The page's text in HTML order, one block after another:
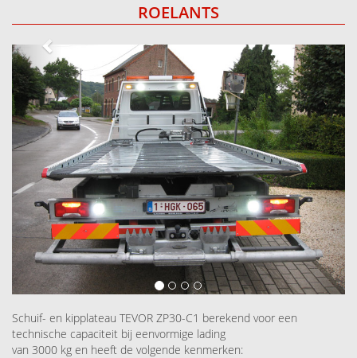
ROELANTS
Next
Schuif- en kipplateau TEVOR ZP30-C1 berekend voor een
technische capaciteit bij eenvormige lading
van 3000 kg en heeft de volgende kenmerken: